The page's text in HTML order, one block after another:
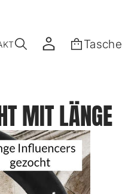
Tasche
MIT LÄNGE